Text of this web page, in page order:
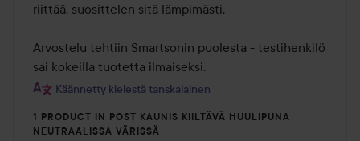
riittää, suosittelen sitä lämpimästi.
Arvostelu tehtiin Smartsonin puolesta - testihenkilö
sai kokeilla tuotetta ilmaiseksi.
Käännetty kielestä tanskalainen
1 PRODUCT IN POST KAUNIS KIILTÄVÄ HUULIPUNA
NEUTRAALISSA VÄRISSÄ